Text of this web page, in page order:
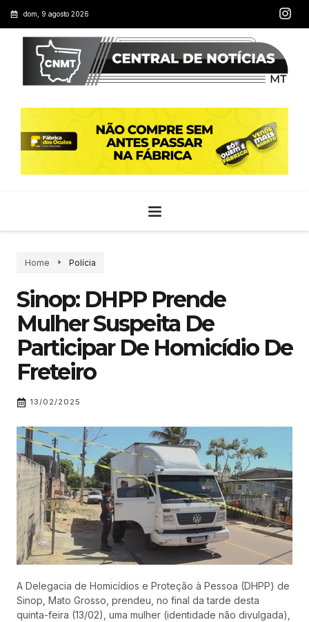
dom, 9 agosto 2026
Home Polícia
Sinop: DHPP Prende
Mulher Suspeita De
Participar De Homicídio De
Freteiro
13/02/2025
A Delegacia de Homicídios e Proteção à Pessoa (DHPP) de
Sinop, Mato Grosso, prendeu, no final da tarde desta
quinta-feira (13/02), uma mulher (identidade não divulgada),